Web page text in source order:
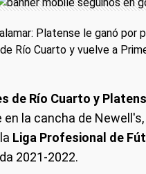
de Río Cuarto y
la cancha de
Liga Profesional de
2021-2022.